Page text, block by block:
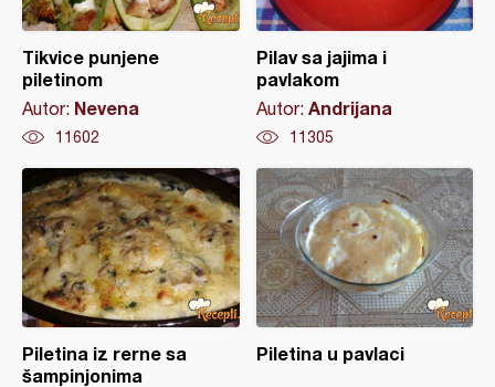
Tikvice punjene
piletinom
Autor: Nevena
11602
Pilav sa jajima i
pavlakom
Autor: Andrijana
11305
Piletina iz rerne sa
šampinjonima
Piletina u pavlaci